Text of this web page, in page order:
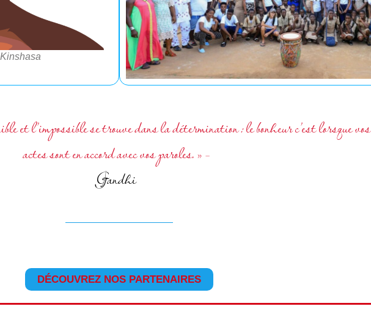
et l’impossible se trouve dans la détermination : le bonheur c’est lorsque vos
actes sont en accord avec vos paroles. » –
Gandhi
DÉCOUVREZ NOS PARTENAIRES